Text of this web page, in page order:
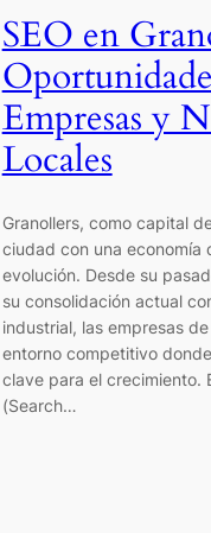
SEO en
Empresas y
Locales
Granollers, como capital
ciudad con una economía
evolución. Desde su
su consolidación actual
industrial, las empresas
entorno competitivo
clave para el crecimiento.
(Search…